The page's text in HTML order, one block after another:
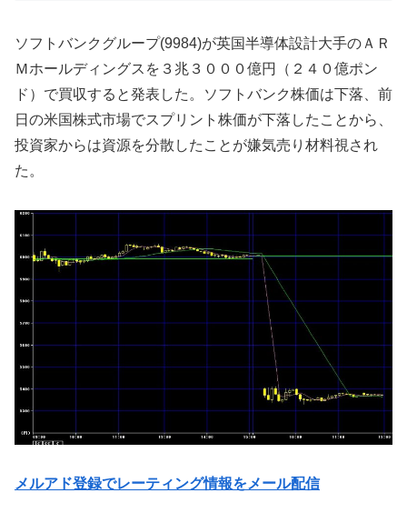
ソフトバンクグループ(9984)が英国半導体設計大手のＡＲ
Ｍホールディングスを３兆３０００億円（２４０億ポン
ド）で買収すると発表した。ソフトバンク株価は下落、前
日の米国株式市場でスプリント株価が下落したことから、
投資家からは資源を分散したことが嫌気売り材料視され
た。
メルアド登録でレーティング情報をメール配信